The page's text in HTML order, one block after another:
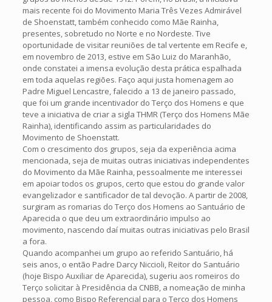
mais recente foi do Movimento Maria Três Vezes Admirável
de Shoenstatt, também conhecido como Mãe Rainha,
presentes, sobretudo no Norte e no Nordeste. Tive
oportunidade de visitar reuniões de tal vertente em Recife e,
em novembro de 2013, estive em São Luiz do Maranhão,
onde constatei a imensa evolução desta prática espalhada
em toda aquelas regiões. Faço aqui justa homenagem ao
Padre Miguel Lencastre, falecido a 13 de janeiro passado,
que foi um grande incentivador do Terço dos Homens e que
teve a iniciativa de criar a sigla THMR (Terço dos Homens Mãe
Rainha), identificando assim as particularidades do
Movimento de Shoenstatt.
Com o crescimento dos grupos, seja da experiência acima
mencionada, seja de muitas outras iniciativas independentes
do Movimento da Mãe Rainha, pessoalmente me interessei
em apoiar todos os grupos, certo que estou do grande valor
evangelizador e santificador de tal devoção. A partir de 2008,
surgiram as romarias do Terço dos Homens ao Santuário de
Aparecida o que deu um extraordinário impulso ao
movimento, nascendo daí muitas outras iniciativas pelo Brasil
a fora.
Quando acompanhei um grupo ao referido Santuário, há
seis anos, o então Padre Darcy Niccioli, Reitor do Santuário
(hoje Bispo Auxiliar de Aparecida), sugeriu aos romeiros do
Terço solicitar à Presidência da CNBB, a nomeação de minha
pessoa, como Bispo Referencial para o Terço dos Homens